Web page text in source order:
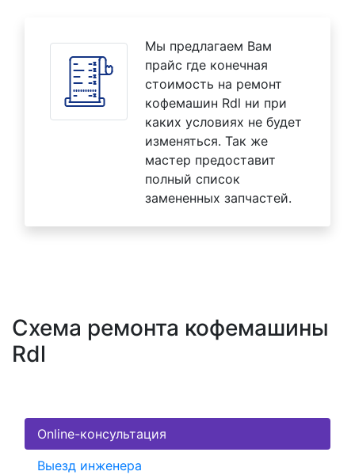
Мы предлагаем Вам
прайс где конечная
стоимость на ремонт
кофемашин Rdl ни при
каких условиях не будет
изменяться. Так же
мастер предоставит
полный список
замененных запчастей.
Схема ремонта кофемашины
Rdl
Online-консультация
Выезд инженера